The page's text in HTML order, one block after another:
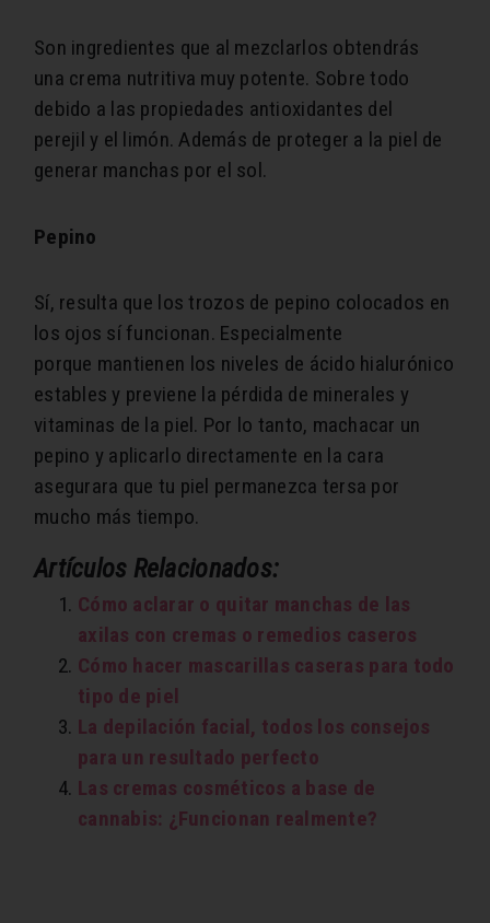
Son ingredientes que al mezclarlos obtendrás
una crema nutritiva muy potente. Sobre todo
debido a las propiedades antioxidantes del
perejil y el limón. Además de proteger a la piel de
generar manchas por el sol.
Pepino
Sí, resulta que los trozos de pepino colocados en
los ojos sí funcionan. Especialmente
porque mantienen los niveles de ácido hialurónico
estables y previene la pérdida de minerales y
vitaminas de la piel. Por lo tanto, machacar un
pepino y aplicarlo directamente en la cara
asegurara que tu piel permanezca tersa por
mucho más tiempo.
Artículos Relacionados:
Cómo aclarar o quitar manchas de las
axilas con cremas o remedios caseros
Cómo hacer mascarillas caseras para todo
tipo de piel
La depilación facial, todos los consejos
para un resultado perfecto
Las cremas cosméticos a base de
cannabis: ¿Funcionan realmente?